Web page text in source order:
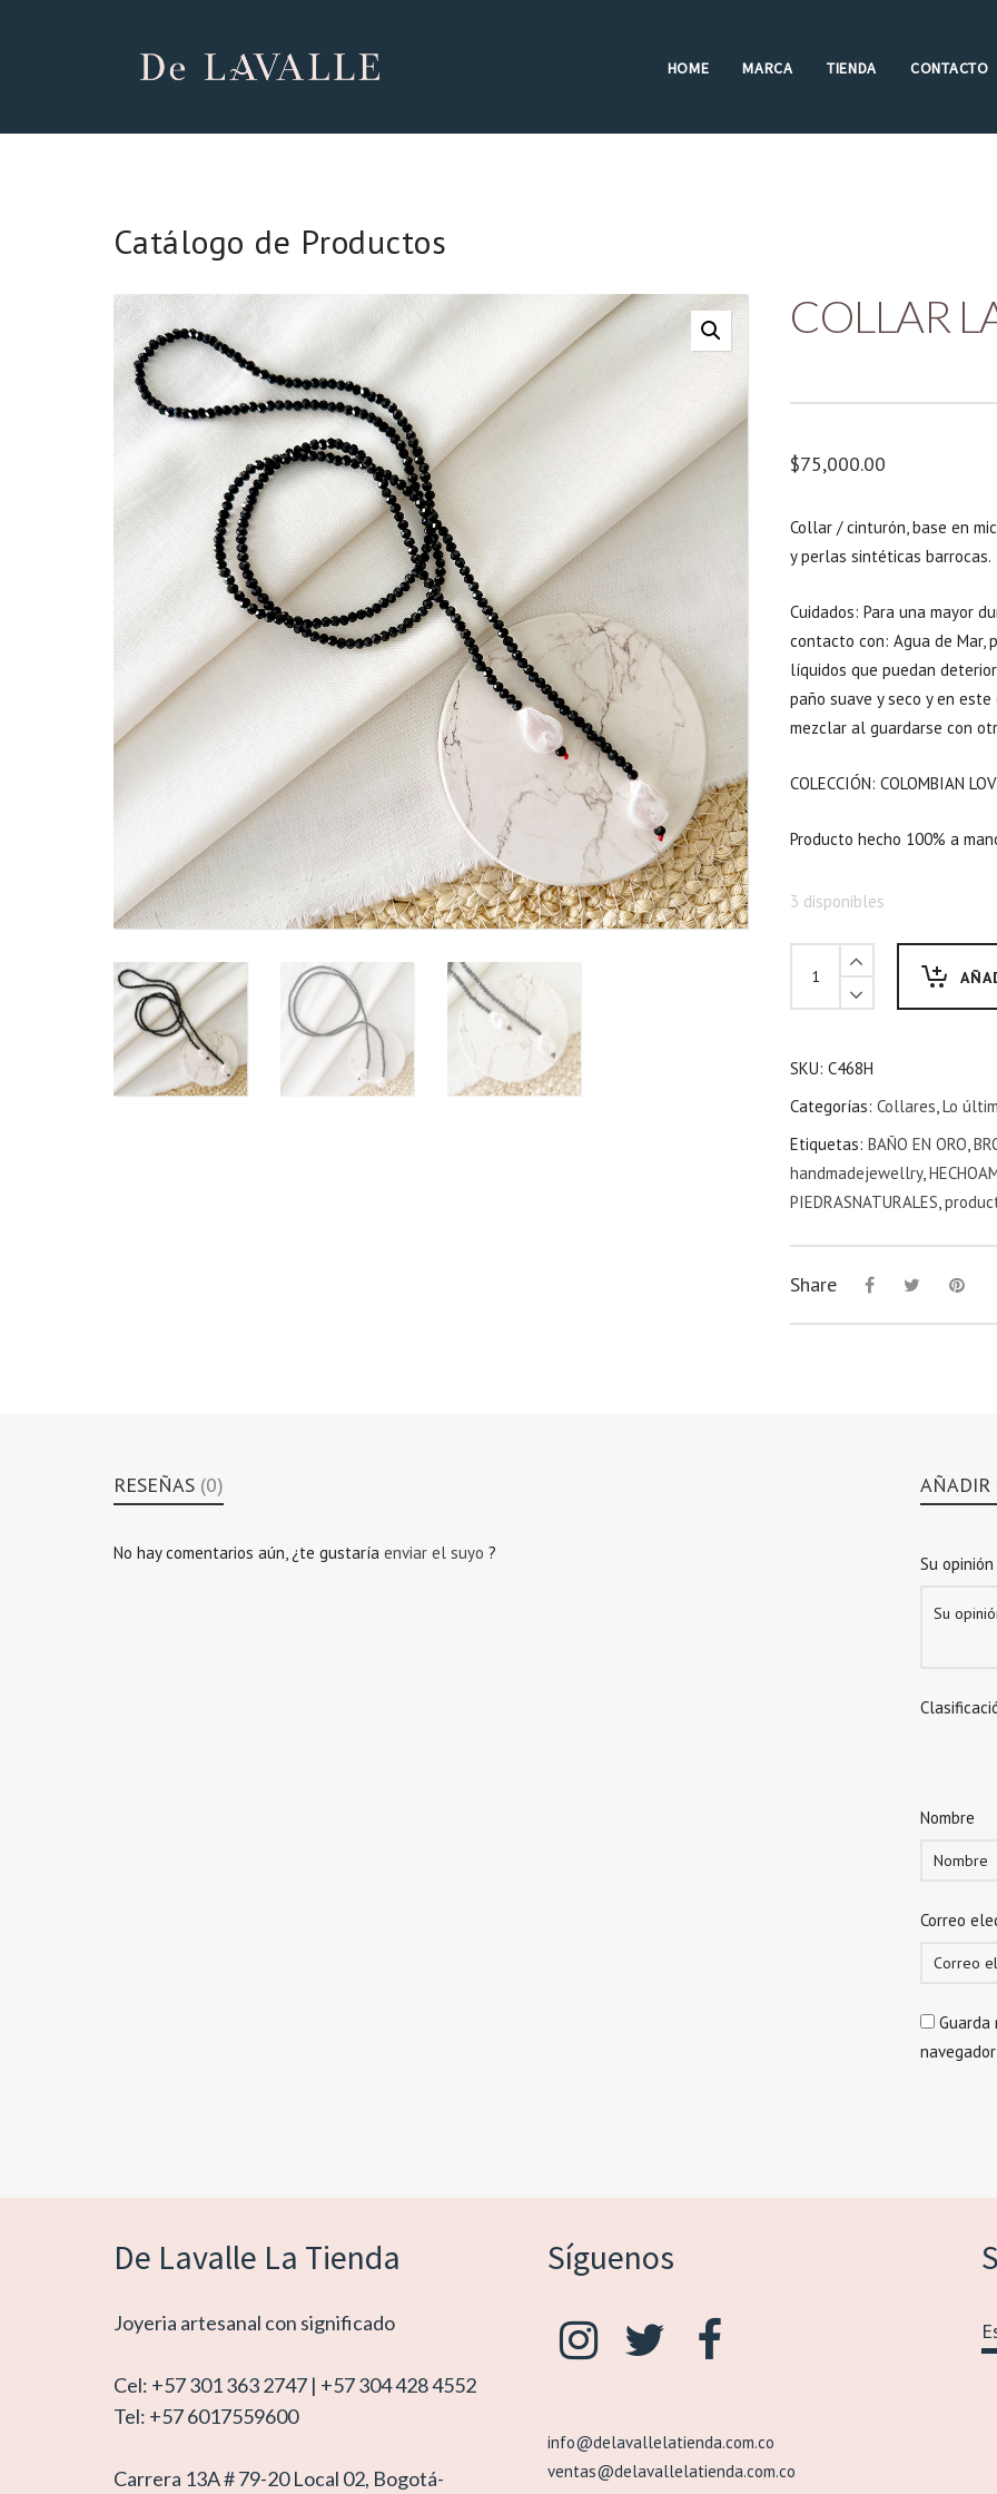
HOME MARCA TIENDA CONTACTO
Catálogo de Productos
COLLAR
$75,000.00
Collar / cinturón, base en
y perlas sintéticas barrocas.
Cuidados: Para una mayor
contacto con: Agua de Mar,
líquidos que puedan
paño suave y seco y en
mezclar al guardarse con
COLECCIÓN: COLOMBIAN
Producto hecho 100% a
3 disponibles
SKU: C468H
Categorías: Collares Lo
Etiquetas: BAÑO EN ORO
handmadejewellry,
PIEDRASNATURALES
Share
RESEÑAS (0)
No hay comentarios aún, ¿te gustaría enviar el suyo ?
AÑADIR
Su opinión
Nombre
Correo
De Lavalle La Tienda
Joyeria artesanal con significado
Cel: +57 301 363 2747 | +57 304 428 4552
Tel: +57 6017559600
Carrera 13A # 79-20 Local 02, Bogotá-
Síguenos
info@delavallelatienda.com.co
ventas@delavallelatienda.com.co